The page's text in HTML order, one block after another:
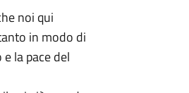
noi qui
in modo di
la pace del